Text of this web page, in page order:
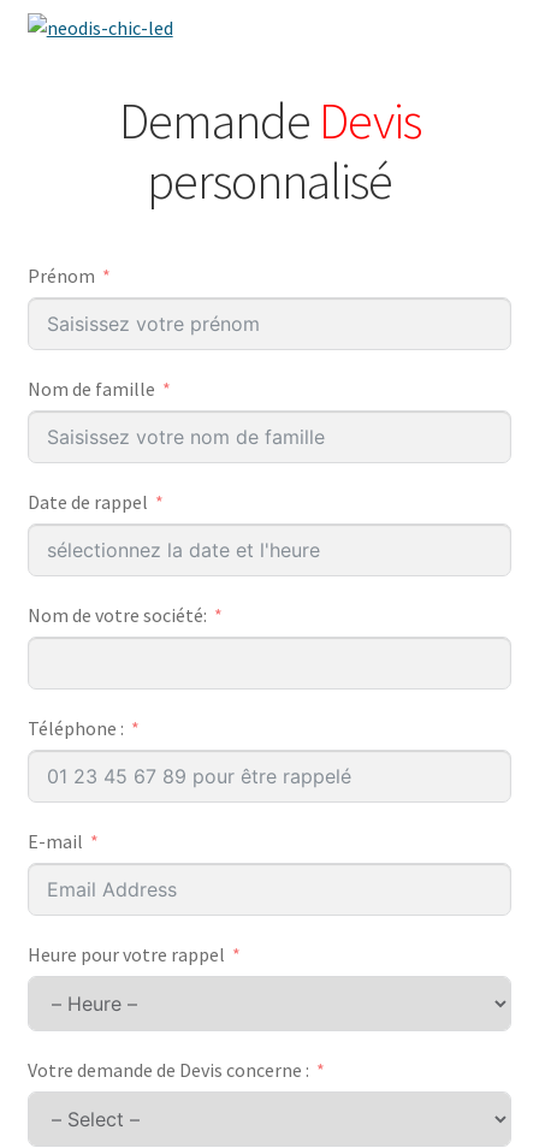
Demande Devis
personnalisé
Prénom
Nom de famille
Date de rappel
Nom de votre société:
Téléphone :
E-mail
Heure pour votre rappel
Votre demande de Devis concerne :